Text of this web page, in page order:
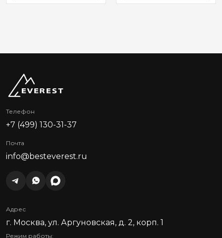
Телефон
+7 (499) 130-31-37
Почта
info@besteverest.ru
Адрес
г. Москва, ул. Аргуновская, д. 2, корп. 1
Режим работы: